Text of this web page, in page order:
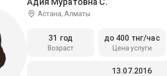
Астана, Алматы
Возраст
31 год
Цена услуги
до 400 тнг/час
13.07.2016